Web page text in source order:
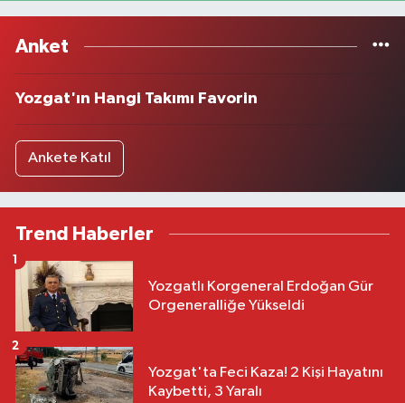
Anket
Yozgat'ın Hangi Takımı Favorin
Ankete Katıl
Trend Haberler
Yozgatlı Korgeneral Erdoğan Gür
Orgeneralliğe Yükseldi
1
Yozgat'ta Feci Kaza! 2 Kişi Hayatını
Kaybetti, 3 Yaralı
2